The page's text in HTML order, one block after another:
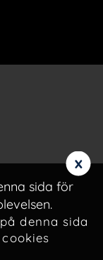
sida för
denna sida
x